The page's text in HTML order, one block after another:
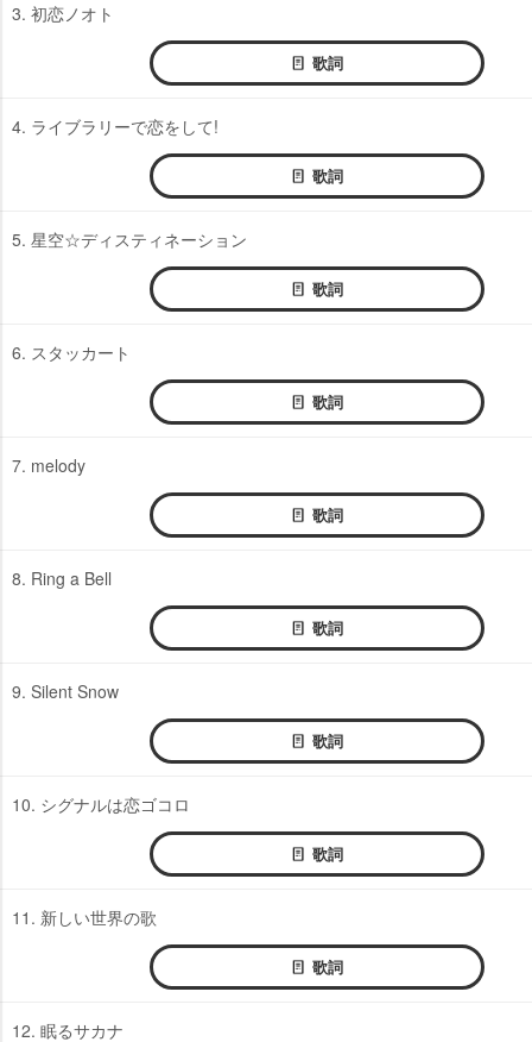
3. 初恋ノオト
歌詞
4. ライブラリーで恋をして!
歌詞
5. 星空☆ディスティネーション
歌詞
6. スタッカート
歌詞
7. melody
歌詞
8. Ring a Bell
歌詞
9. Silent Snow
歌詞
10. シグナルは恋ゴコロ
歌詞
11. 新しい世界の歌
歌詞
12. 眠るサカナ